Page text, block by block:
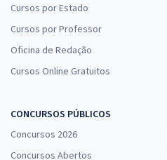
Cursos por Estado
Cursos por Professor
Oficina de Redação
Cursos Online Gratuitos
CONCURSOS PÚBLICOS
Concursos 2026
Concursos Abertos